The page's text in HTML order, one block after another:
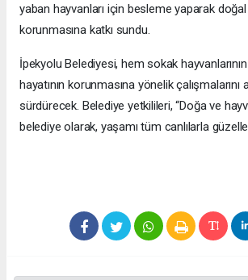
yaban hayvanları için besleme yaparak doğal
korunmasına katkı sundu.
İpekyolu Belediyesi, hem sokak
hayatının korunmasına yönelik çalışmalarını
sürdürecek. Belediye yetkilileri, “Doğa ve
belediye olarak, yaşamı tüm canlılarla